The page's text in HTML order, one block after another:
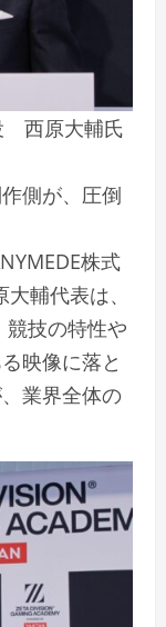
西原大輔氏
側が、圧倒
株式
輔代表は、
技の特性や
映像に落と
業界全体の